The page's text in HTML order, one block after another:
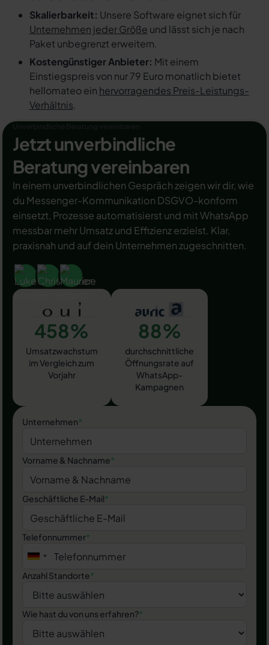
Skalierbarkeit: Unsere Software eignet sich für
Unternehmen jeder Größe und lässt sich je nach
Paket unbegrenzt erweitern.
Kostengünstiger Anbieter: Mit einem
Einstiegspreis von nur 79 Euro monatlich bietet
hellomateo ein hervorragendes Preis-Leistungs-
Verhältnis.
Jetzt unverbindliche
Beratung vereinbaren
In einem unverbindlichen Gespräch zeigen wir dir, wie
du Messenger-Kommunikation DSGVO-konform
einsetzt, Prozesse automatisierst und mit WhatsApp
messbar mehr Umsatz und Effizienz erzielst. Klar,
praxisnah und auf dein Unternehmen zugeschnitten.
458%
Umsatzwachstum
im Vergleich zum
Vorjahr
88%
durchschnittliche
Öffnungsrate auf
WhatsApp-
Kampagnen
Unternehmen*
Vorname & Nachname*
Geschäftliche E-Mail*
Telefonnummer*
Anzahl Standorte*
Wie hast du von uns erfahren?*